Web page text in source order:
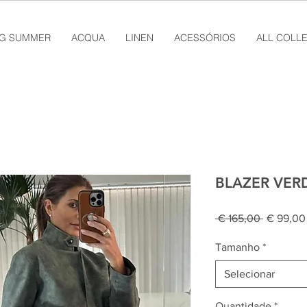
SUMMER ACQUA LINEN ACESSÓRIOS ALL
BLAZER
€ 165,00 Preço
€ 99,00
Tamanho *
Selecionar